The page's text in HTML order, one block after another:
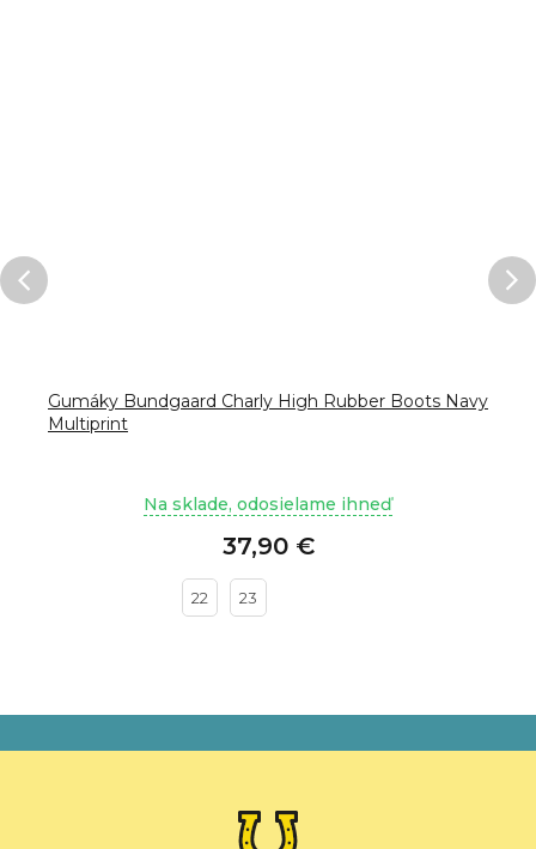
Gumáky Bundgaard Charly High Rubber Boots Navy
Multiprint
Na sklade, odosielame ihneď
37,90 €
22 23
á